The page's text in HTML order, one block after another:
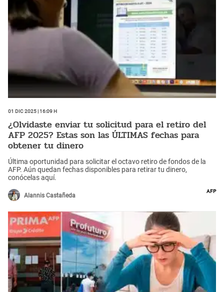
01 Dic 2025 | 16:09 h
¿Olvidaste enviar tu solicitud para el retiro del
AFP 2025? Estas son las ÚLTIMAS fechas para
obtener tu dinero
Última oportunidad para solicitar el octavo retiro de fondos de la
AFP. Aún quedan fechas disponibles para retirar tu dinero,
conócelas aquí.
Alannis Castañeda
AFP